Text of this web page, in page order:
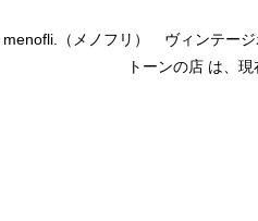
menofli.（メノフリ） ヴィンテージ
トーンの店 は、現